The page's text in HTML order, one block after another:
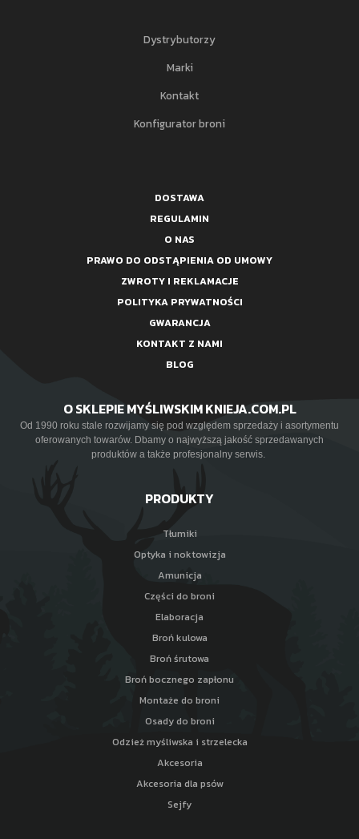
Dystrybutorzy
Marki
Kontakt
Konfigurator broni
DOSTAWA
REGULAMIN
O NAS
PRAWO DO ODSTĄPIENIA OD UMOWY
ZWROTY I REKLAMACJE
POLITYKA PRYWATNOŚCI
GWARANCJA
KONTAKT Z NAMI
BLOG
O SKLEPIE MYŚLIWSKIM KNIEJA.COM.PL
Od 1990 roku stale rozwijamy się pod względem sprzedaży i asortymentu
oferowanych towarów. Dbamy o najwyższą jakość sprzedawanych
produktów a także profesjonalny serwis.
PRODUKTY
Tłumiki
Optyka i noktowizja
Amunicja
Części do broni
Elaboracja
Broń kulowa
Broń śrutowa
Broń bocznego zapłonu
Montaże do broni
Osady do broni
Odzież myśliwska i strzelecka
Akcesoria
Akcesoria dla psów
Sejfy